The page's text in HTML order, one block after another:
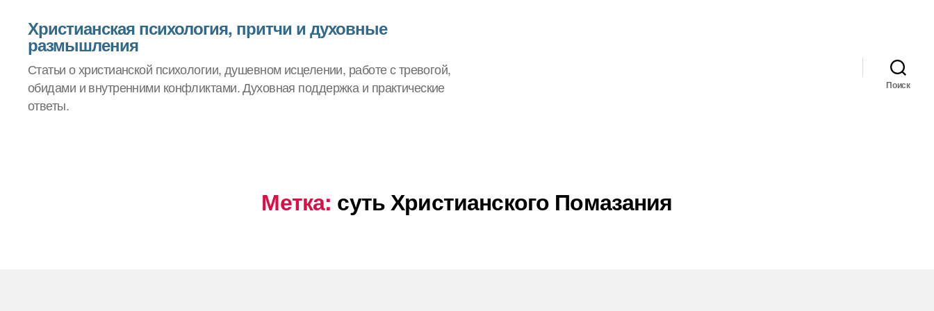
Христианская психология, притчи и духовные
размышления
Статьи о христианской психологии, душевном исцелении, работе с тревогой,
обидами и внутренними конфликтами. Духовная поддержка и практические
ответы.
Поиск
Метка: суть Христианского Помазания